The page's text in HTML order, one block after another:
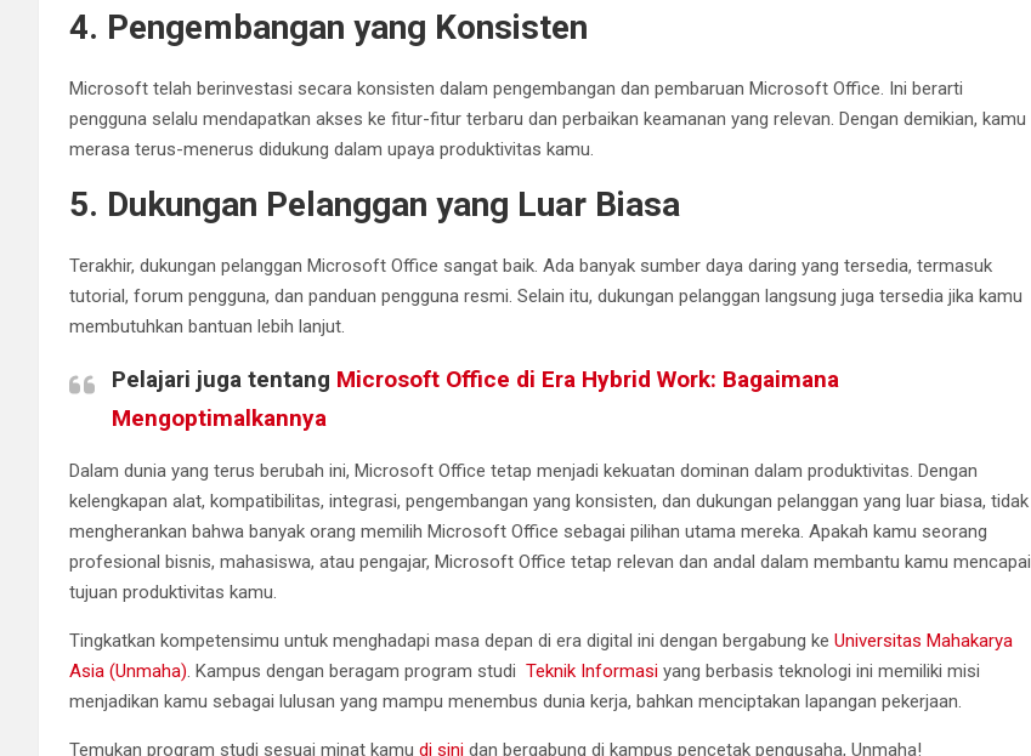
4. Pengembangan yang Konsisten
Microsoft telah berinvestasi secara konsisten dalam pengembangan dan pembaruan Microsoft Office. Ini berarti
pengguna selalu mendapatkan akses ke fitur-fitur terbaru dan perbaikan keamanan yang relevan. Dengan demikian, kamu
merasa terus-menerus didukung dalam upaya produktivitas kamu.
5. Dukungan Pelanggan yang Luar Biasa
Terakhir, dukungan pelanggan Microsoft Office sangat baik. Ada banyak sumber daya daring yang tersedia, termasuk
tutorial, forum pengguna, dan panduan pengguna resmi. Selain itu, dukungan pelanggan langsung juga tersedia jika kamu
membutuhkan bantuan lebih lanjut.
Pelajari juga tentang Microsoft Office di Era Hybrid Work: Bagaimana
Mengoptimalkannya
Dalam dunia yang terus berubah ini, Microsoft Office tetap menjadi kekuatan dominan dalam produktivitas. Dengan
kelengkapan alat, kompatibilitas, integrasi, pengembangan yang konsisten, dan dukungan pelanggan yang luar biasa, tidak
mengherankan bahwa banyak orang memilih Microsoft Office sebagai pilihan utama mereka. Apakah kamu seorang
profesional bisnis, mahasiswa, atau pengajar, Microsoft Office tetap relevan dan andal dalam membantu kamu mencapai
tujuan produktivitas kamu.
Tingkatkan kompetensimu untuk menghadapi masa depan di era digital ini dengan bergabung ke Universitas Mahakarya
Asia (Unmaha). Kampus dengan beragam program studi Teknik Informasi yang berbasis teknologi ini memiliki misi
menjadikan kamu sebagai lulusan yang mampu menembus dunia kerja, bahkan menciptakan lapangan pekerjaan.
Temukan program studi sesuai minat kamu di sini dan bergabung di kampus pencetak pengusaha, Unmaha!